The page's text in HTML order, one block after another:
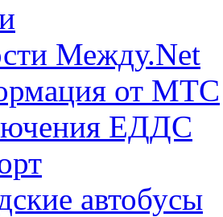
Между.Net
от МТС
ЕДДС
автобусы